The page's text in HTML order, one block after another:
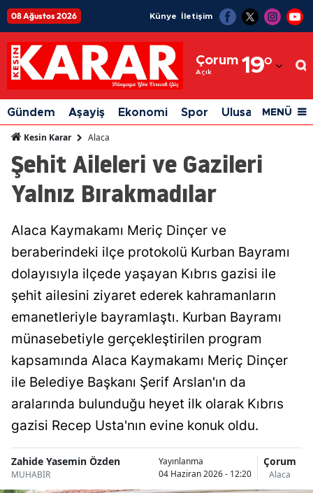
08 Ağustos 2026 Künye İletişim
Çorum
Açık 19°
Adıyaman
Afyonkarahisar
Ağrı
Amasya
Aydın
Balıkesir
Bingöl
Bitlis
Bursa
Gündem Aşayiş Ekonomi Spor Ulusal Siyaset
MENÜ
Kesin Karar Alaca
Şehit Aileleri ve Gazileri
Yalnız Bırakmadılar
Alaca Kaymakamı Meriç Dinçer ve
beraberindeki ilçe protokolü Kurban Bayramı
dolayısıyla ilçede yaşayan Kıbrıs gazisi ile
şehit ailesini ziyaret ederek kahramanların
emanetleriyle bayramlaştı. Kurban Bayramı
münasebetiyle gerçekleştirilen program
kapsamında Alaca Kaymakamı Meriç Dinçer
ile Belediye Başkanı Şerif Arslan'ın da
aralarında bulunduğu heyet ilk olarak Kıbrıs
gazisi Recep Usta'nın evine konuk oldu.
Zahide Yasemin Özden
MUHABİR
Yayınlanma
04 Haziran 2026 - 12:20
Çorum
Alaca